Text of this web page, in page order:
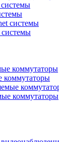
системы
коммутаторы
коммутаторы